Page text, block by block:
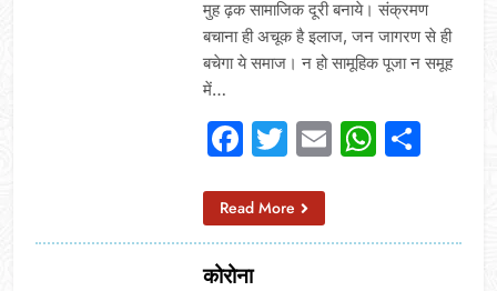
मुह ढ़क सामाजिक दूरी बनाये। संक्रमण
बचाना ही अचूक है इलाज, जन जागरण से ही
बचेगा ये समाज। न हो सामूहिक पूजा न समूह
में…
Facebook
Twitter
Email
Read More
कोरोना